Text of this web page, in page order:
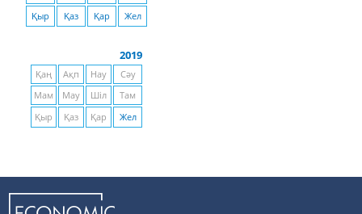
Қыр
Қаз Қар Жел
2019
Қаң Ақп Нау
Сәу
Мам
Мау Шіл
Там
Қыр
Қаз Қар Жел